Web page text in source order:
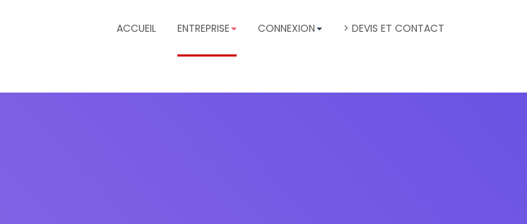
ACCUEIL ENTREPRISE CONNEXION > DEVIS ET CONTACT